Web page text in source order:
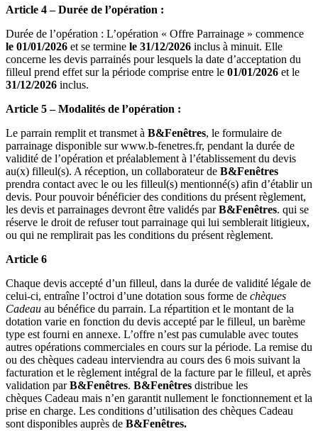
Article 4 – Durée de l’opération :
Durée de l’opération : L’opération « Offre Parrainage » commence
le 01/01/2026 et se termine le 31/12/2026 inclus à minuit. Elle
concerne les devis parrainés pour lesquels la date d’acceptation du
filleul prend effet sur la période comprise entre le 01/01/2026 et le
31/12/2026 inclus.
Article 5 – Modalités de l’opération :
Le parrain remplit et transmet à B&Fenêtres, le formulaire de
parrainage disponible sur www.b-fenetres.fr, pendant la durée de
validité de l’opération et préalablement à l’établissement du devis
au(x) filleul(s). A réception, un collaborateur de B&Fenêtres
prendra contact avec le ou les filleul(s) mentionné(s) afin d’établir un
devis. Pour pouvoir bénéficier des conditions du présent règlement,
les devis et parrainages devront être validés parB&Fenêtres. qui se
réserve le droit de refuser tout parrainage qui lui semblerait litigieux,
ou qui ne remplirait pas les conditions du présent règlement.
Article 6
Chaque devis accepté d’un filleul, dans la durée de validité légale de
celui-ci, entraîne l’octroi d’une dotation sous forme de chèques
Cadeau au bénéfice du parrain. La répartition et le montant de la
dotation varie en fonction du devis accepté par le filleul, un barème
type est fourni en annexe. L’offre n’est pas cumulable avec toutes
autres opérations commerciales en cours sur la période. La remise du
ou des chèques cadeau interviendra au cours des 6 mois suivant la
facturation et le règlement intégral de la facture par le filleul, et après
validation parB&Fenêtres. B&Fenêtres distribue les
chèques Cadeau mais n’en garantit nullement le fonctionnement et la
prise en charge. Les conditions d’utilisation des chèques Cadeau
sont disponibles auprès de B&Fenêtres.